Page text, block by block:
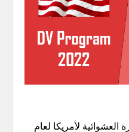
العشوائية لأمريكا لعام